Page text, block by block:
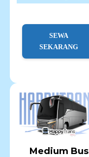
SEWA
SEKARANG
Medium Bus